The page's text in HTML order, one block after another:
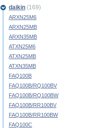
daikin (169)
ARXN25M6
ARXN25MB
ARXN35MB
ATXN25M6
ATXN25MB
ATXN35MB
FAQ100B
FAQ100B/RQ100BV
FAQ100B/RQ100BW
FAQ100B/RR100BV
FAQ100B/RR100BW
FAQ100C